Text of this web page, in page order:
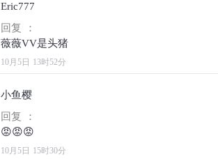
Eric777
回复 ：
10月5日 13时52分
小鱼樱
回复 ：
10月5日 15时30分